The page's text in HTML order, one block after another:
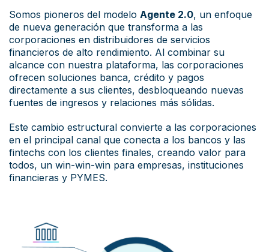
Somos pioneros del modelo Agente 2.0, un enfoque
de nueva generación que transforma a las
corporaciones en distribuidores de servicios
financieros de alto rendimiento. Al combinar su
alcance con nuestra plataforma, las corporaciones
ofrecen soluciones banca, crédito y pagos
directamente a sus clientes, desbloqueando nuevas
fuentes de ingresos y relaciones más sólidas.
Este cambio estructural convierte a las corporaciones
en el principal canal que conecta a los bancos y las
fintechs con los clientes finales, creando valor para
todos, un win-win-win para empresas, instituciones
financieras y PYMES.